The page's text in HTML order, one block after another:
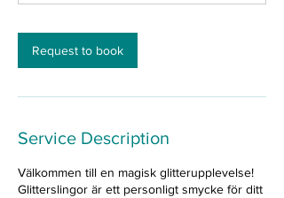
Request to book
Service Description
Välkommen till en magisk glitterupplevelse!
Glitterslingor är ett personligt smycke för ditt